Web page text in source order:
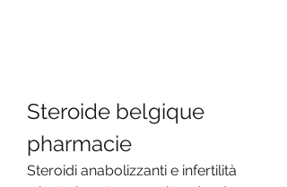
Steroide belgique
pharmacie
Steroidi anabolizzanti e infertilità